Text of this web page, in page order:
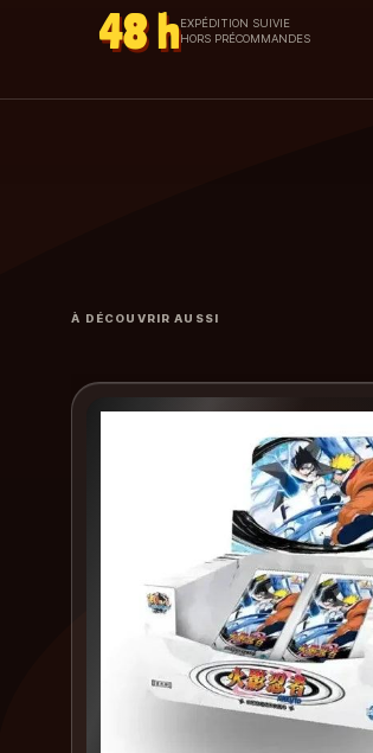
48 hEXPÉDITION SUIVIE
HORS PRÉCOMMANDES
À DÉCOUVRIR AUSSI